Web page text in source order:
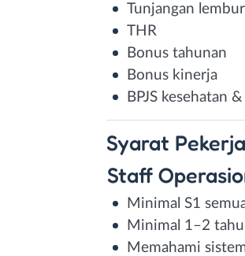
Tunjangan lembur
THR
Bonus tahunan
Bonus kinerja
BPJS kesehatan
Syarat
Staff
Minimal S1
Minimal 1–2
Memahami